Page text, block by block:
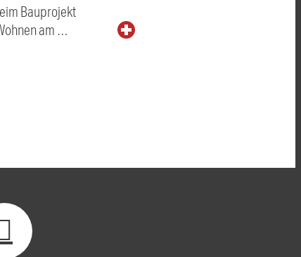
Bauprojekt
am …